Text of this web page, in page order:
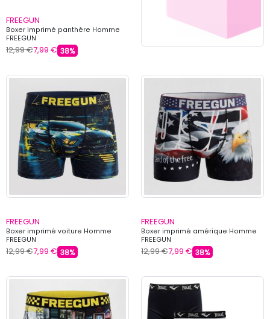
FREEGUN
Boxer imprimé panthère Homme
FREEGUN
12,99 €7,99 € 38%
FREEGUN
Boxer imprimé voiture Homme
FREEGUN
12,99 €7,99 € 38%
FREEGUN
Boxer imprimé amérique Homme
FREEGUN
12,99 €7,99 € 38%